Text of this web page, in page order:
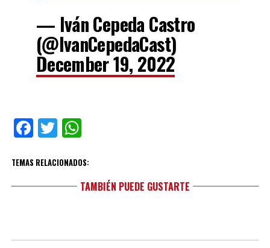
— Iván Cepeda Castro
(@IvanCepedaCast)
December 19, 2022
Facebook
TwitterWhatsApp
TEMAS RELACIONADOS:
TAMBIÉN PUEDE GUSTARTE